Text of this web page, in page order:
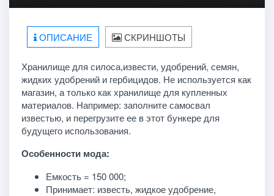
ОПИСАНИЕ СКРИНШОТЫ
Хранилище для силоса,извести, удобрений, семян,
жидких удобрений и гербицидов. Не используется как
магазин, а только как хранилище для купленных
материалов. Например: заполните самосвал
известью, и перегрузите ее в этот бункере для
будущего использования.
Особенности мода:
Емкость = 150 000;
Принимает: известь, жидкое удобрение,